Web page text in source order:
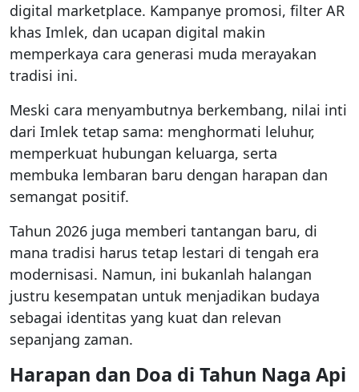
digital marketplace. Kampanye promosi, filter AR
khas Imlek, dan ucapan digital makin
memperkaya cara generasi muda merayakan
tradisi ini.
Meski cara menyambutnya berkembang, nilai inti
dari Imlek tetap sama: menghormati leluhur,
memperkuat hubungan keluarga, serta
membuka lembaran baru dengan harapan dan
semangat positif.
Tahun 2026 juga memberi tantangan baru, di
mana tradisi harus tetap lestari di tengah era
modernisasi. Namun, ini bukanlah halangan
justru kesempatan untuk menjadikan budaya
sebagai identitas yang kuat dan relevan
sepanjang zaman.
Harapan dan Doa di Tahun Naga Api